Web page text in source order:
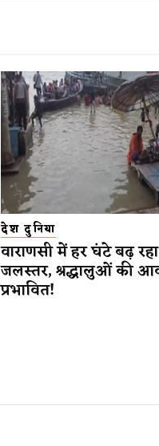
देश दुनिया
वाराणसी में हर घंटे बढ़
जलस्तर, श्रद्धालुओं की
प्रभावित!